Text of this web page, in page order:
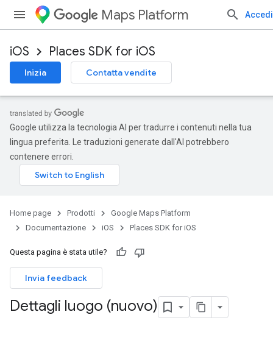
Maps Platform Accedi
iOS Places SDK for iOS
Inizia Contatta vendite
Google utilizza la tecnologia AI per tradurre i contenuti nella tua
lingua preferita. Le traduzioni generate dall'AI potrebbero
contenere errori.
Home page Prodotti
Google Maps Platform
Documentazione
iOS Places SDK for iOS
Questa pagina è stata utile?
Invia feedback
Dettagli luogo (nuovo)